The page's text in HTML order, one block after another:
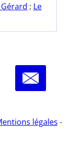
; Le
légales -